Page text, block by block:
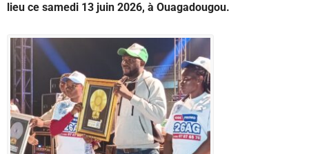
lieu ce samedi 13 juin 2026, à Ouagadougou.